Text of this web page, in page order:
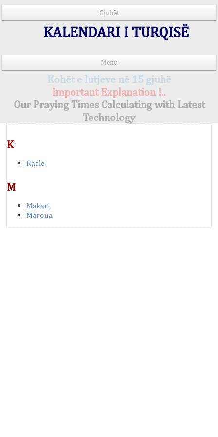
Gjuhët
KALENDARI I TURQISË
Menu
Kohët e lutjeve në 15 gjuhë
Important Explanation !..
Our Praying Times Calculating with Latest
Technology
K
Kaele
M
Makari
Maroua